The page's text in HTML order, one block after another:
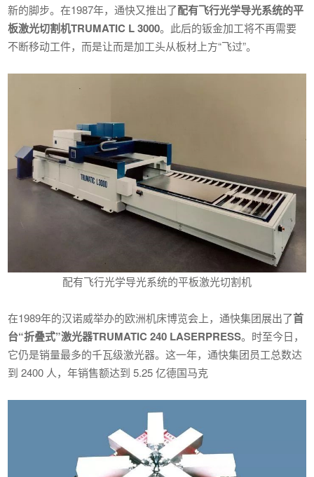
新的脚步。在1987年，通快又推出了配有飞行光学导光系统的平
板激光切割机TRUMATIC L 3000。此后的钣金加工将不再需要
不断移动工件，而是让而是加工头从板材上方“飞过”。
配有飞行光学导光系统的平板激光切割机
在1989年的汉诺威举办的欧洲机床博览会上，通快集团展出了首
台“折叠式”激光器TRUMATIC 240 LASERPRESS。时至今日，
它仍是销量最多的千瓦级激光器。这一年，通快集团员工总数达
到 2400 人，年销售额达到 5.25 亿德国马克